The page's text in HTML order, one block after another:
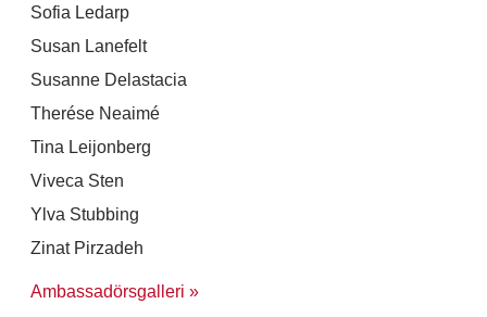
Sofia Ledarp
Susan Lanefelt
Susanne Delastacia
Therése Neaimé
Tina Leijonberg
Viveca Sten
Ylva Stubbing
Zinat Pirzadeh
Ambassadörsgalleri »​